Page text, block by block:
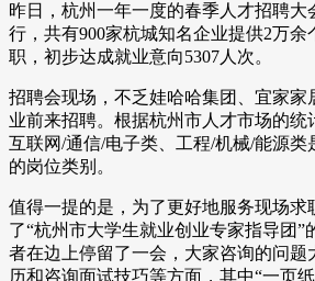
昨日，杭州一年一度的春季人才招聘大
行，共有900家杭城知名企业提供2万余
职，初步达成就业意向5307人次。
招聘会现场，不乏娃哈哈集团、宜家家
业前来招聘。根据杭州市人才市场的统
互联网/通信/电子类、工程/机械/能源类
的岗位类别。
值得一提的是，为了更好地服务现场求
了“杭州市大学生就业创业专家指导团”
者在边上停留了一会，大家咨询的问题
历和咨询面试技巧等方面，其中“一页